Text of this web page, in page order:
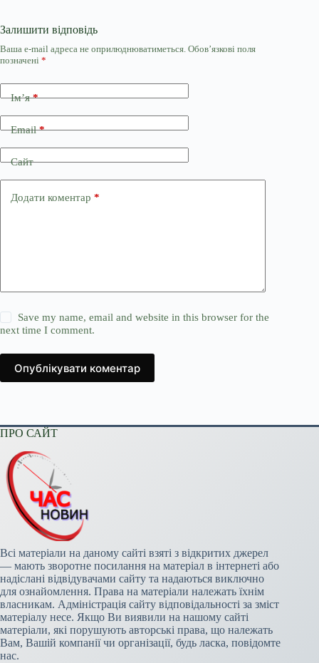
Залишити відповідь
Ваша e-mail адреса не оприлюднюватиметься. Обов’язкові поля
позначені *
Ім’я*
Email*
Сайт
Додати коментар *
Save my name, email and website in this browser for the
next time I comment.
Опублікувати коментар
ПРО САЙТ
Всі матеріали на даному сайті взяті з відкритих джерел
— мають зворотне посилання на матеріал в інтернеті або
надіслані відвідувачами сайту та надаються виключно
для ознайомлення. Права на матеріали належать їхнім
власникам. Адміністрація сайту відповідальності за зміст
матеріалу несе. Якщо Ви виявили на нашому сайті
матеріали, які порушують авторські права, що належать
Вам, Вашій компанії чи організації, будь ласка, повідомте
нас.